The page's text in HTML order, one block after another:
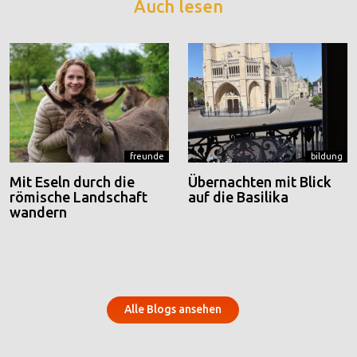
Auch lesen
freunde
Mit Eseln durch die
römische Landschaft
wandern
bildung
Übernachten mit Blick
auf die Basilika
Alle Blogs ansehen